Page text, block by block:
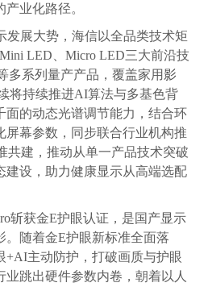
业化路径。
展大势，海信以全品类技术矩
LED、Micro LED三大前沿技
多系列量产产品，覆盖家用影
将持续推进AI算法与多基色背
面的动态光谱调节能力，结合环
屏幕参数，同步联合行业机构推
共建，推动从单一产品技术突破
建设，助力健康显示从高端选配
获金E护眼认证，是国产显示
。随着金E护眼新标准全面落
+AI主动防护，打破画质与护眼
业跳出硬件参数内卷，朝着以人